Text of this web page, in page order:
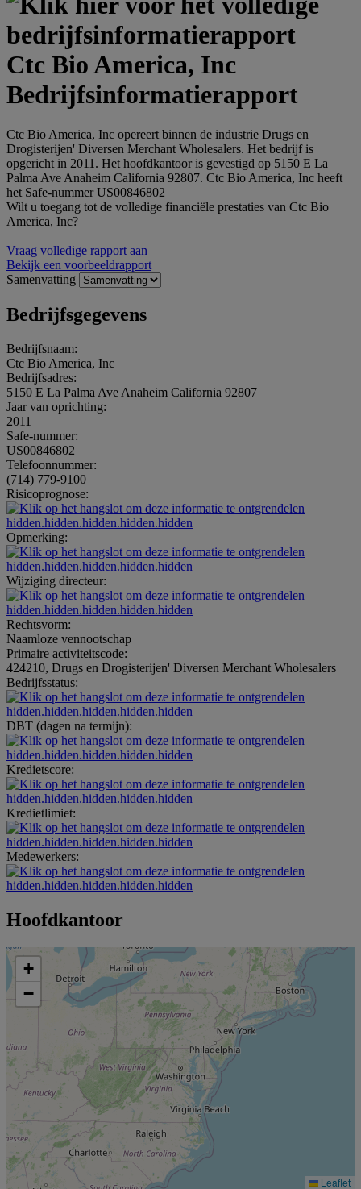
Ctc Bio America, Inc
Bedrijfsinformatierapport
Ctc Bio America, Inc opereert binnen de industrie Drugs en
Drogisterijen' Diversen Merchant Wholesalers. Het bedrijf is
opgericht in 2011. Het hoofdkantoor is gevestigd op 5150 E La
Palma Ave Anaheim California 92807. Ctc Bio America, Inc heeft
het Safe-nummer US00846802
Wilt u toegang tot de volledige financiële prestaties van Ctc Bio
America, Inc?
Vraag volledige rapport aan
Bekijk een voorbeeldrapport
Samenvatting
Bedrijfsgegevens
Bedrijfsnaam:
Ctc Bio America, Inc
Bedrijfsadres:
5150 E La Palma Ave Anaheim California 92807
Jaar van oprichting:
2011
Safe-nummer:
US00846802
Telefoonnummer:
(714) 779-9100
Risicoprognose:
hidden.hidden.hidden.hidden.hidden
Opmerking:
hidden.hidden.hidden.hidden.hidden
Wijziging directeur:
hidden.hidden.hidden.hidden.hidden
Rechtsvorm:
Naamloze vennootschap
Primaire activiteitscode:
424210, Drugs en Drogisterijen' Diversen Merchant Wholesalers
Bedrijfsstatus:
hidden.hidden.hidden.hidden.hidden
DBT (dagen na termijn):
hidden.hidden.hidden.hidden.hidden
Kredietscore:
hidden.hidden.hidden.hidden.hidden
Kredietlimiet:
hidden.hidden.hidden.hidden.hidden
Medewerkers:
hidden.hidden.hidden.hidden.hidden
Hoofdkantoor
+
−
Leaflet